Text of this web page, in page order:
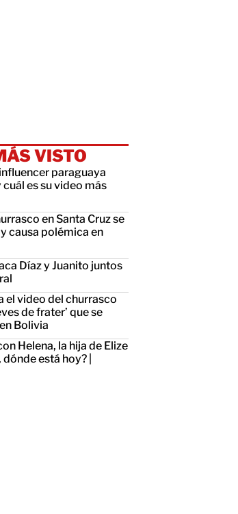
VISTO
paraguaya
cuál es su video más
en Santa Cruz se
causa polémica en
Díaz y Juanito juntos
el video del churrasco
de frater’ que se
Bolivia
Helena, la hija de Elize
está hoy? |